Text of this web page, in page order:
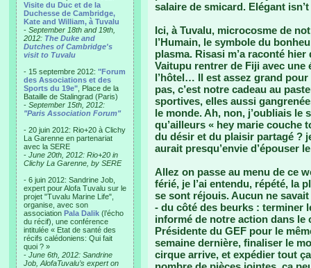
Visite du Duc et de la
Duchesse de Cambridge,
Kate and William, à Tuvalu
- September 18th and 19th,
2012: The Duke and
Dutches of Cambridge's
visit to Tuvalu
- 15 septembre 2012: "Forum
des Associations et des
Sports du 19e" , Place de la
Bataille de Stalingrad (Paris)
- September 15th, 2012:
"Paris Association Forum"
- 20 juin 2012: Rio+20 à Clichy
La Garenne en partenariat
avec la SERE
- June 20th, 2012: Rio+20 in
Clichy La Garenne, by SERE
- 6 juin 2012: Sandrine Job,
expert pour Alofa Tuvalu sur le
projet "Tuvalu Marine Life",
organise, avec son
association Pala Dalik (l’écho
du récif), une conférence
intitulée « Etat de santé des
récifs calédoniens: Qui fait
quoi ? »
- June 6th, 2012: Sandrine
Job, AlofaTuvalu’s expert on
salaire de smicard. Elégant
Ici, à Tuvalu, microcosme de
l’Humain, le symbole du
plasma. Risasi m’a raconté
Vaitupu rentrer de Fiji avec une
l’hôtel… Il est assez grand pour
pas, c’est notre cadeau au
sportives, elles aussi
le monde. Ah, non, j’oubliais le
qu’ailleurs « hey marie couche
du désir et du plaisir partagé ?
aurait presqu’envie d’épouser
Allez on passe au menu de ce
férié, je l’ai entendu, répété, la
se sont réjouis. Aucun ne
- du côté des beurks : terminer
informé de notre action dans le
Présidente du GEF pour le
semaine dernière, finaliser le
cirque arrive, et expédier tout